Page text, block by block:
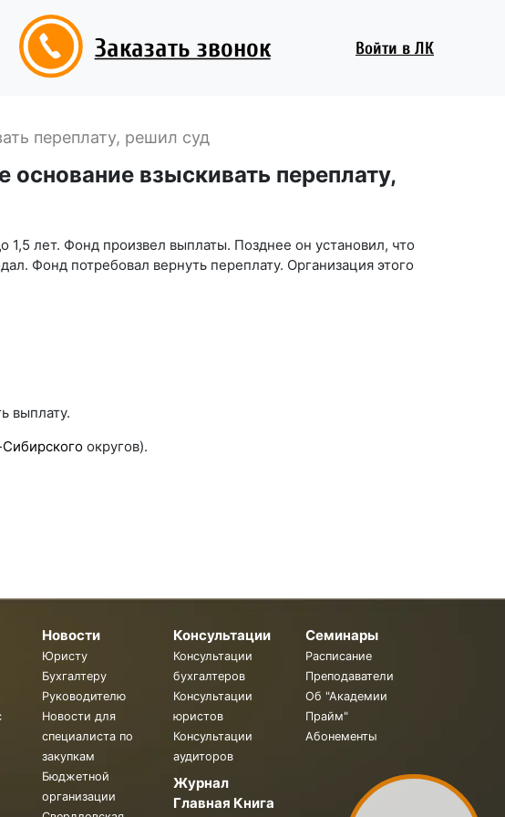
Заказать звонок Войти в ЛК
переплату, решил суд
взыскивать переплату,
1,5 лет. Фонд произвел выплаты. Позднее он установил, что
Фонд потребовал вернуть переплату. Организация этого
выплату.
округов).
Новости
Юристу
Бухгалтеру
Руководителю
Новости для
специалиста по
закупкам
Бюджетной
организации
Консультации
Консультации
бухгалтеров
Консультации
юристов
Консультации
аудиторов
Журнал
Главная Книга
Семинары
Расписание
Преподаватели
Об "Академии
Прайм"
Абонементы